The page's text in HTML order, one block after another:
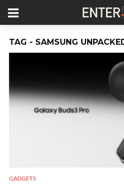
TAG - SAMSUNG
GADGETS